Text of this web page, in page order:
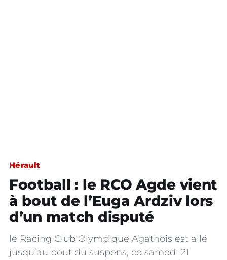
Hérault
Football : le RCO Agde vient
à bout de l’Euga Ardziv lors
d’un match disputé
le Racing Club Olympique Agathois est allé
jusqu’au bout du suspens, ce samedi 21